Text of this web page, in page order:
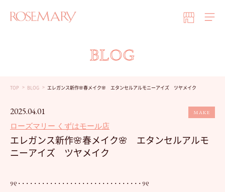
BLOG
TOP BLOG エレガンス新作🌸春メイク🌸 エタンセルアルモニーアイズ ツヤメイク
2025.04.01
ローズマリー くずはモール店
MAKE
エレガンス新作🌸春メイク🌸 エタンセルアルモ
ニーアイズ ツヤメイク
୨୧･･･････････････････････････････୨୧